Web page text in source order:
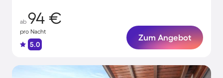
ab 94 €
pro Nacht
5.0
Zum Angebot